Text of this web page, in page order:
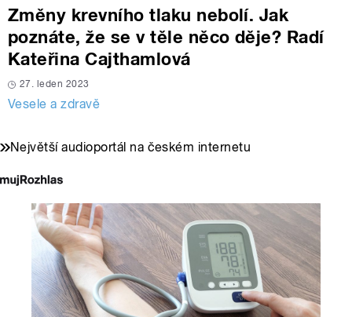
Změny krevního tlaku nebolí. Jak
poznáte, že se v těle něco děje? Radí
Kateřina Cajthamlová
27. leden 2023
Vesele a zdravě
Největší audioportál na českém internetu